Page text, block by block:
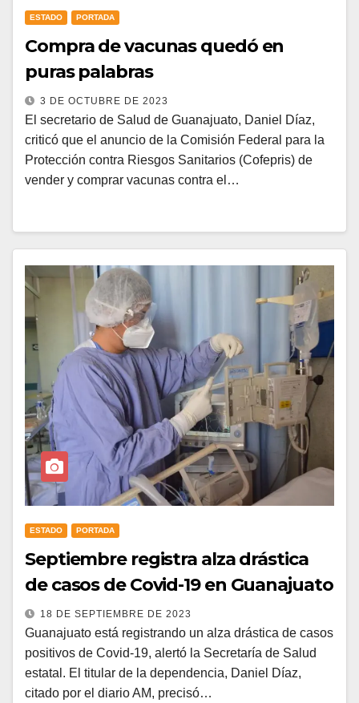
ESTADO PORTADA
Compra de vacunas quedó en
puras palabras
3 DE OCTUBRE DE 2023
El secretario de Salud de Guanajuato, Daniel Díaz,
criticó que el anuncio de la Comisión Federal para la
Protección contra Riesgos Sanitarios (Cofepris) de
vender y comprar vacunas contra el…
ESTADO PORTADA
Septiembre registra alza drástica
de casos de Covid-19 en Guanajuato
18 DE SEPTIEMBRE DE 2023
Guanajuato está registrando un alza drástica de casos
positivos de Covid-19, alertó la Secretaría de Salud
estatal. El titular de la dependencia, Daniel Díaz,
citado por el diario AM, precisó…